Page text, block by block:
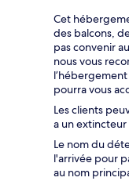
Cet
des balcons,
pas convenir
nous vous
pourra vous
Les clients
a un
Le nom du
l'arrivée pour
au nom